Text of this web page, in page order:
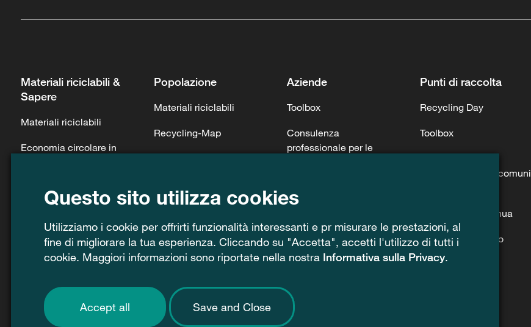
Materiali riciclabili &
Sapere
Materiali riciclabili
Economia circolare in
Cifre chiave & tasso di
riciclaggio
Relazione sulle
prestazione 2025
Norme giuridiche
Popolazione
Materiali riciclabili
Recycling-Map
domestiche private
Prodotti su base riciclata
Conferenze e visite
Aziende
Toolbox
Consulenza
professionale per le
riguardanti
Pittogrammi
raccolta per aziende e
associazioni
Punti di raccolta
Recycling Day
Toolbox
professionale per comuni
Formazione continua
Rischio di incendio
Pittogrammi
Questo sito utilizza cookies
Utilizziamo i cookie per offrirti funzionalità interessanti e pr misurare le prestazioni, al
fine di migliorare la tua esperienza. Cliccando su "Accetta", accetti l'utilizzo di tutti i
cookie. Maggiori informazioni sono riportate nella nostra Informativa sulla Privacy.
Accept all Save and Close